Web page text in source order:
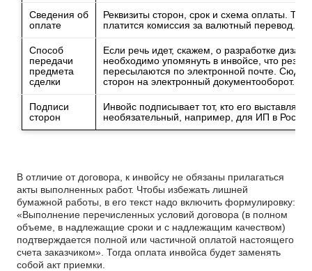
Сведения об
оплате
Реквизиты сторон, срок и схема оплаты.
платится комиссия за валютный перевод.
Способ
передачи
предмета
сделки
Если речь идет, скажем, о разработке
необходимо упомянуть в инвойсе, что
пересылаются по электронной почте. Сюда
сторон на электронный документооборот.
Подписи
сторон
Инвойс подписывает тот, кто его
необязательный, например, для ИП в
В отличие от договора, к инвойсу не обязаны прилагаться
акты выполненных работ. Чтобы избежать лишней
бумажной работы, в его текст надо включить формулировку:
«Выполнение перечисленных условий договора (в полном
объеме, в надлежащие сроки и с надлежащим качеством)
подтверждается полной или частичной оплатой настоящего
счета заказчиком». Тогда оплата инвойса будет заменять
собой акт приемки.